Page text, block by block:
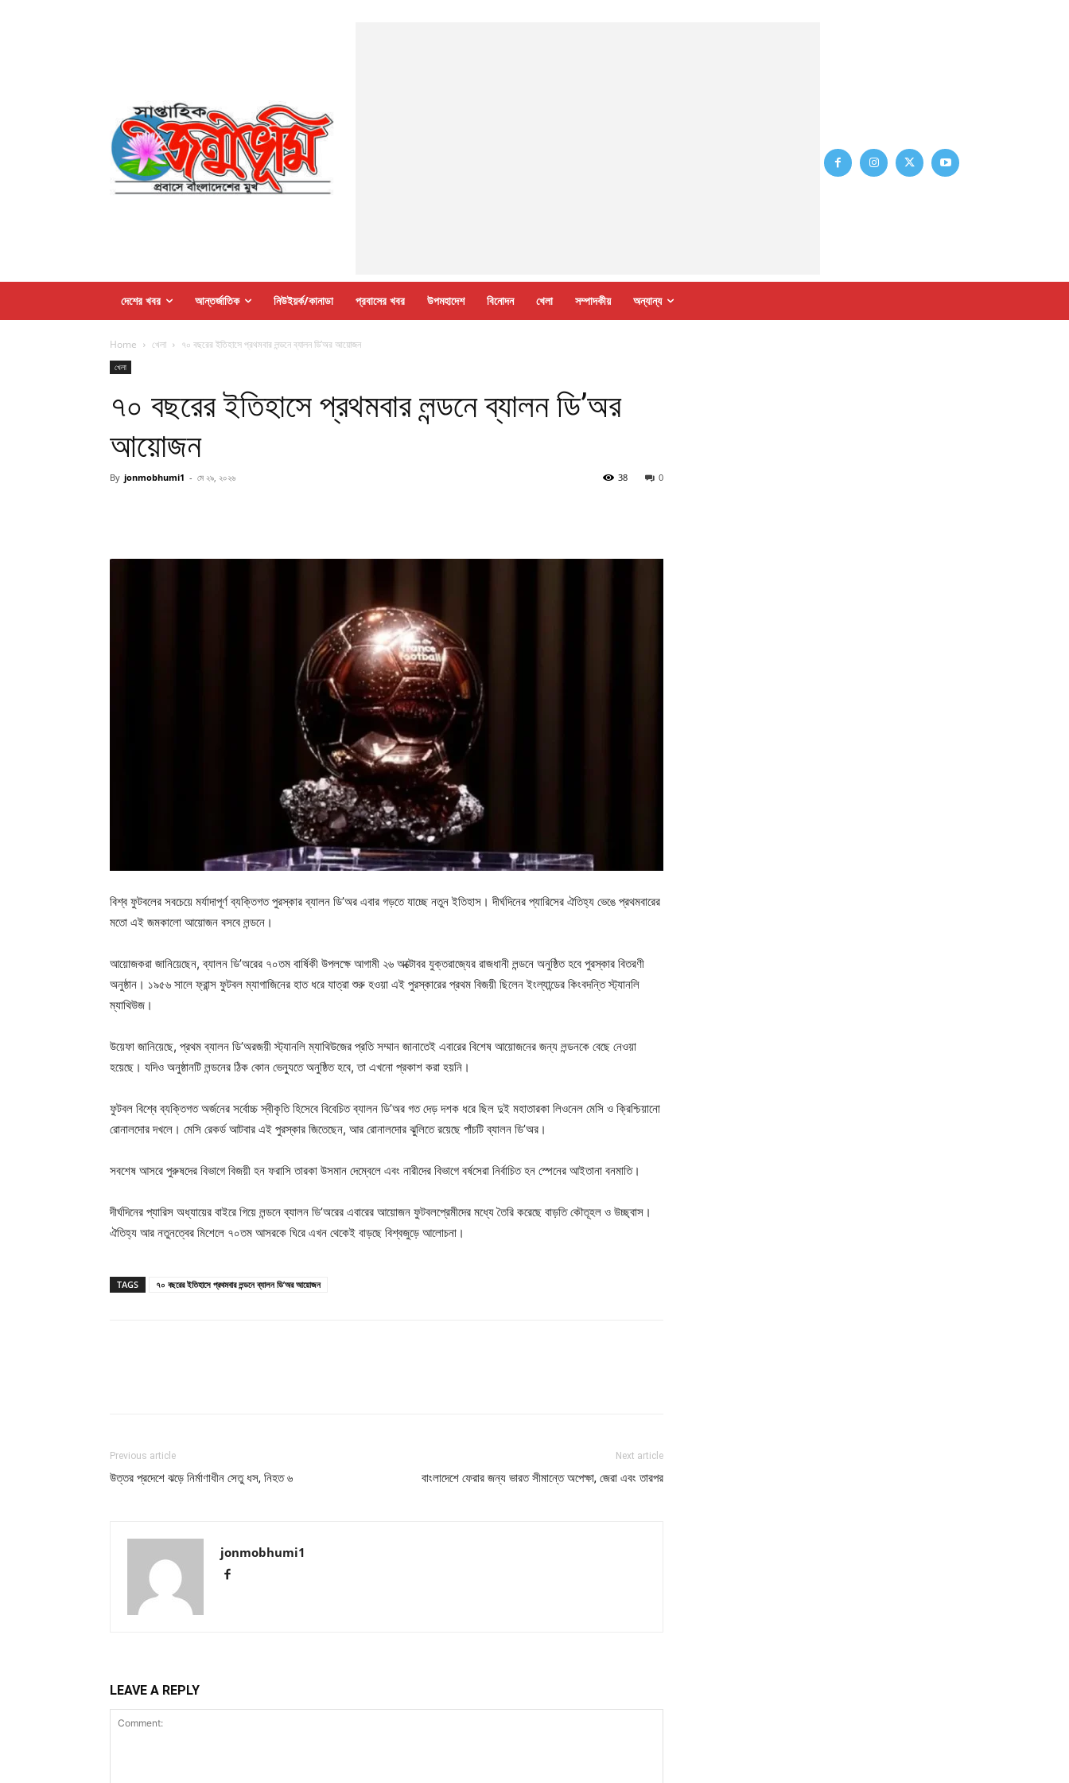
দেশের খবর আন্তর্জাতিক নিউইয়র্ক/কানাডা প্রবাসের খবর উপমহাদেশ বিনোদন খেলা সম্পাদকীয় অন্যান্য
Home খেলা ৭০ বছরের ইতিহাসে প্রথমবার লন্ডনে ব্যালন ডি’অর আয়োজন
খেলা
৭০ বছরের ইতিহাসে প্রথমবার লন্ডনে ব্যালন ডি’অর
আয়োজন
By jonmobhumi1 - মে ২৯, ২০২৬ 0
38
বিশ্ব ফুটবলের সবচেয়ে মর্যাদাপূর্ণ ব্যক্তিগত পুরস্কার ব্যালন ডি’অর এবার গড়তে যাচ্ছে নতুন ইতিহাস। দীর্ঘদিনের প্যারিসের ঐতিহ্য ভেঙে প্রথমবারের
মতো এই জমকালো আয়োজন বসবে লন্ডনে।
আয়োজকরা জানিয়েছেন, ব্যালন ডি’অরের ৭০তম বার্ষিকী উপলক্ষে আগামী ২৬ অক্টোবর যুক্তরাজ্যের রাজধানী লন্ডনে অনুষ্ঠিত হবে পুরস্কার বিতরণী
অনুষ্ঠান। ১৯৫৬ সালে ফ্রান্স ফুটবল ম্যাগাজিনের হাত ধরে যাত্রা শুরু হওয়া এই পুরস্কারের প্রথম বিজয়ী ছিলেন ইংল্যান্ডের কিংবদন্তি স্ট্যানলি
ম্যাথিউজ।
উয়েফা জানিয়েছে, প্রথম ব্যালন ডি’অরজয়ী স্ট্যানলি ম্যাথিউজের প্রতি সম্মান জানাতেই এবারের বিশেষ আয়োজনের জন্য লন্ডনকে বেছে নেওয়া
হয়েছে। যদিও অনুষ্ঠানটি লন্ডনের ঠিক কোন ভেন্যুতে অনুষ্ঠিত হবে, তা এখনো প্রকাশ করা হয়নি।
ফুটবল বিশ্বে ব্যক্তিগত অর্জনের সর্বোচ্চ স্বীকৃতি হিসেবে বিবেচিত ব্যালন ডি’অর গত দেড় দশক ধরে ছিল দুই মহাতারকা লিওনেল মেসি ও ক্রিশ্চিয়ানো
রোনালদোর দখলে। মেসি রেকর্ড আটবার এই পুরস্কার জিতেছেন, আর রোনালদোর ঝুলিতে রয়েছে পাঁচটি ব্যালন ডি’অর।
সবশেষ আসরে পুরুষদের বিভাগে বিজয়ী হন ফরাসি তারকা উসমান দেম্বেলে এবং নারীদের বিভাগে বর্ষসেরা নির্বাচিত হন স্পেনের আইতানা বনমাতি।
দীর্ঘদিনের প্যারিস অধ্যায়ের বাইরে গিয়ে লন্ডনে ব্যালন ডি’অরের এবারের আয়োজন ফুটবলপ্রেমীদের মধ্যে তৈরি করেছে বাড়তি কৌতূহল ও উচ্ছ্বাস।
ঐতিহ্য আর নতুনত্বের মিশেলে ৭০তম আসরকে ঘিরে এখন থেকেই বাড়ছে বিশ্বজুড়ে আলোচনা।
TAGS ৭০ বছরের ইতিহাসে প্রথমবার লন্ডনে ব্যালন ডি’অর আয়োজন
Previous article
উত্তর প্রদেশে ঝড়ে নির্মাণাধীন সেতু ধস, নিহত ৬
Next article
বাংলাদেশে ফেরার জন্য ভারত সীমান্তে অপেক্ষা, জেরা এবং তারপর
jonmobhumi1
LEAVE A REPLY